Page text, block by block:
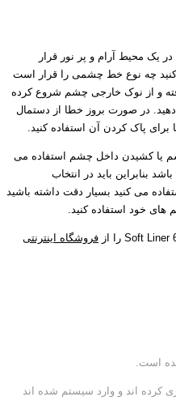
محیط آرام و پر نور قرار
کنید چه نوع خط چشمی را قرار است
و از نوک خارجی چشم شروع کرده
در صورت بروز خطا از دستمال
پاک کردن آن استفاده کنید.
یا کشیدن داخل چشم استفاده می
باید در انتخاب
می کنید بسیار دقت داشته باشید
های خود استفاده کنید.
فروشگاه اینترنتی
است.
کرده اند و وارد سیستم شده اند